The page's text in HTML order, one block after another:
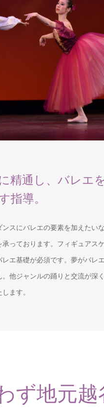
精通し、バレエ
指導。
スにバレエの要素を加えたいな
っております。フィギュアス
エ基礎が必須です。夢がバレ
他ジャンルの踊りと交流が深
ます。
ず地元越